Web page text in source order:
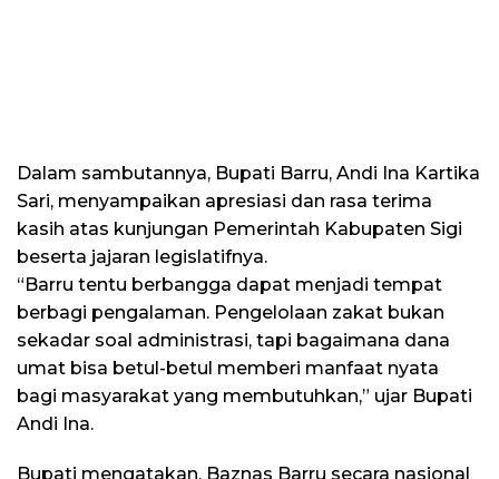
Dalam sambutannya, Bupati Barru, Andi Ina Kartika
Sari, menyampaikan apresiasi dan rasa terima
kasih atas kunjungan Pemerintah Kabupaten Sigi
beserta jajaran legislatifnya.
“Barru tentu berbangga dapat menjadi tempat
berbagi pengalaman. Pengelolaan zakat bukan
sekadar soal administrasi, tapi bagaimana dana
umat bisa betul-betul memberi manfaat nyata
bagi masyarakat yang membutuhkan,” ujar Bupati
Andi Ina.
Bupati mengatakan, Baznas Barru secara nasional